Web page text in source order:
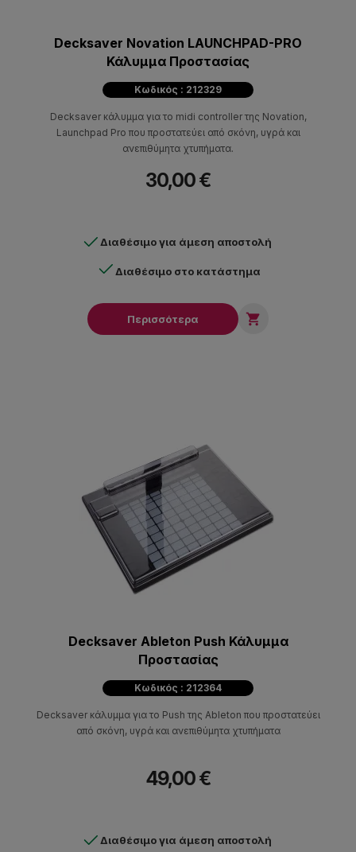
Decksaver Novation LAUNCHPAD-PRO
Κάλυμμα Προστασίας
Κωδικός : 212329
Decksaver κάλυμμα για το midi controller της Novation,
Launchpad Pro που προστατεύει από σκόνη, υγρά και
ανεπιθύμητα χτυπήματα.
30,00 €
Διαθέσιμο για άμεση αποστολή
Διαθέσιμο στο κατάστημα
Περισσότερα 
Decksaver Ableton Push Κάλυμμα
Προστασίας
Κωδικός : 212364
Decksaver κάλυμμα για το Push της Ableton που προστατεύει
από σκόνη, υγρά και ανεπιθύμητα χτυπήματα
49,00 €
Διαθέσιμο για άμεση αποστολή